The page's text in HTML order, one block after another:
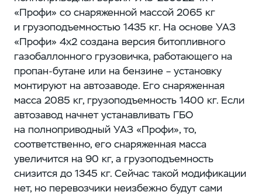
«Профи» со снаряженной массой 2065 кг
и грузоподъемностью 1435 кг. На основе УАЗ
«Профи» 4х2 создана версия битопливного
газобаллонного грузовичка, работающего на
пропан-бутане или на бензине – ​установку
монтируют на автозаводе. Его снаряженная
масса ​2085 кг, грузоподъемность ​1400 кг. Если
автозавод начнет устанавливать ГБО
на полноприводный УАЗ «Профи», то,
соответственно, его снаряженная масса
увеличится на 90 кг, а грузоподъемность
снизится до 1345 кг. Сейчас такой модификации
нет, но перевозчики неизбежно будут сами